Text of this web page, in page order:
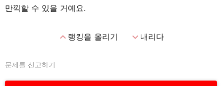
만끽할 수 있을 거예요.
expand_less랭킹을 올리기 expand_more내리다
문제를 신고하기